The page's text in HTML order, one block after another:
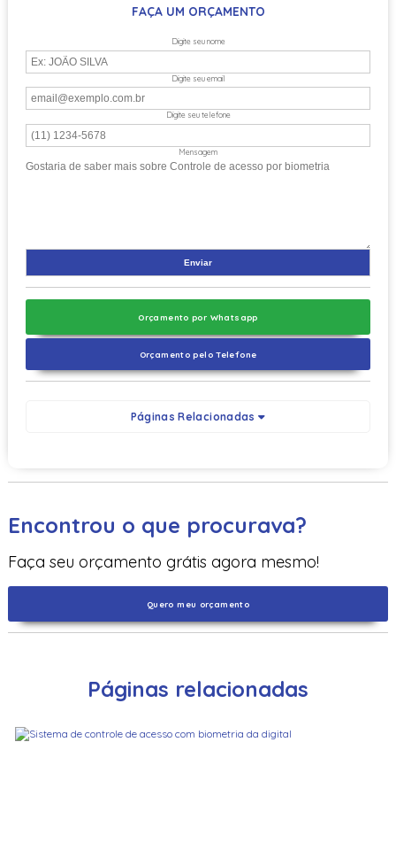
FAÇA UM ORÇAMENTO
Digite seu nome
Digite seu email
Digite seu telefone
Mensagem
Orçamento por Whatsapp
Orçamento pelo Telefone
Páginas Relacionadas
Encontrou o que procurava?
Faça seu orçamento grátis agora mesmo!
Quero meu orçamento
Páginas relacionadas